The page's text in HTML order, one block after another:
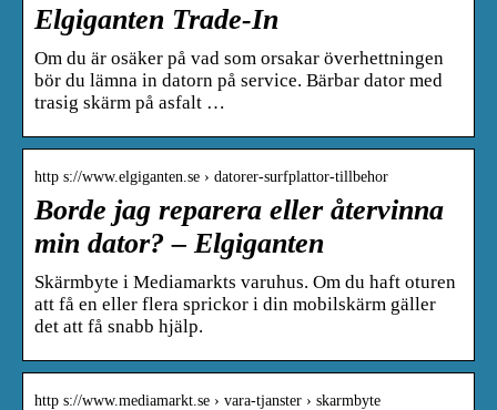
Elgiganten Trade-In
Om du är osäker på vad som orsakar överhettningen
bör du lämna in datorn på service. Bärbar dator med
trasig skärm på asfalt …
http s://www.elgiganten.se › datorer-surfplattor-tillbehor
Borde jag reparera eller återvinna
min dator? – Elgiganten
Skärmbyte i Mediamarkts varuhus. Om du haft oturen
att få en eller flera sprickor i din mobilskärm gäller
det att få snabb hjälp.
http s://www.mediamarkt.se › vara-tjanster › skarmbyte